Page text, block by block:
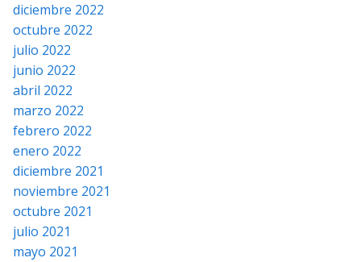
diciembre 2022
octubre 2022
julio 2022
junio 2022
abril 2022
marzo 2022
febrero 2022
enero 2022
diciembre 2021
noviembre 2021
octubre 2021
julio 2021
mayo 2021